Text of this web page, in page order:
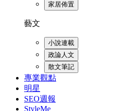
家居佈置
藝文
小說連載
政論人文
散文筆記
專業觀點
明星
SEO週報
StyleMe